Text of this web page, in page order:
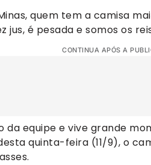
quem tem a camisa
jus, é pesada e somos os
CONTINUA APÓS A
da equipe e vive grande
quinta-feira (11/9), o